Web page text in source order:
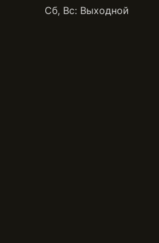
Сб, Вс: Выходной